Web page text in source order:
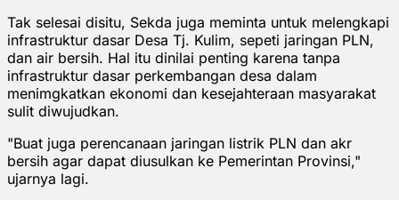
Tak selesai disitu, Sekda juga meminta untuk melengkapi
infrastruktur dasar Desa Tj. Kulim, sepeti jaringan PLN,
dan air bersih. Hal itu dinilai penting karena tanpa
infrastruktur dasar perkembangan desa dalam
menimgkatkan ekonomi dan kesejahteraan masyarakat
sulit diwujudkan.
"Buat juga perencanaan jaringan listrik PLN dan akr
bersih agar dapat diusulkan ke Pemerintan Provinsi,"
ujarnya lagi.